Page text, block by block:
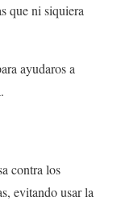
que ni siquiera
ayudaros a
contra los
evitando usar la